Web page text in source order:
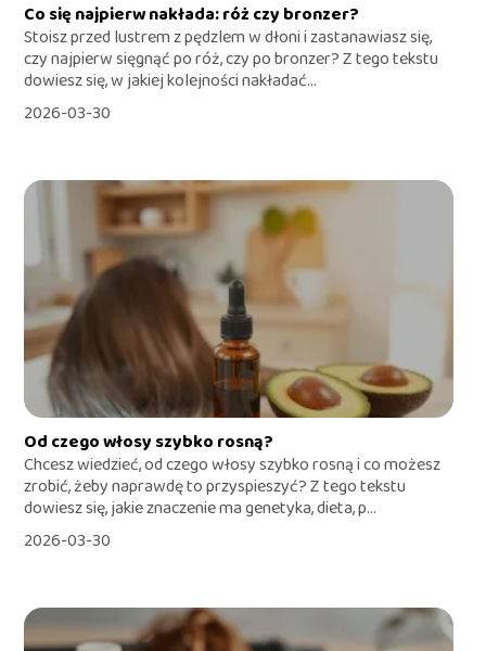
Co się najpierw nakłada: róż czy bronzer?
Stoisz przed lustrem z pędzlem w dłoni i zastanawiasz się,
czy najpierw sięgnąć po róż, czy po bronzer? Z tego tekstu
dowiesz się, w jakiej kolejności nakładać...
2026-03-30
Od czego włosy szybko rosną?
Chcesz wiedzieć, od czego włosy szybko rosną i co możesz
zrobić, żeby naprawdę to przyspieszyć? Z tego tekstu
dowiesz się, jakie znaczenie ma genetyka, dieta, p...
2026-03-30